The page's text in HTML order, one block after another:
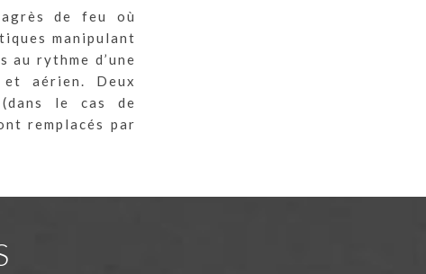
de feu où
manipulant
rythme d’une
et aérien. Deux
le cas de
remplacés par